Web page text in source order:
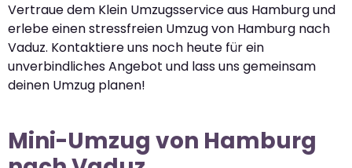
Vertraue dem Klein Umzugsservice aus Hamburg und
erlebe einen stressfreien Umzug von Hamburg nach
Vaduz. Kontaktiere uns noch heute für ein
unverbindliches Angebot und lass uns gemeinsam
deinen Umzug planen!
Mini-Umzug von Hamburg